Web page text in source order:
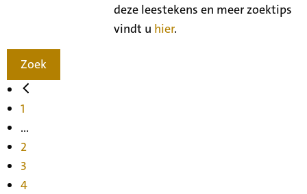
deze leestekens en meer zoektips
vindt u hier.
Zoek
1
...
2
3
4